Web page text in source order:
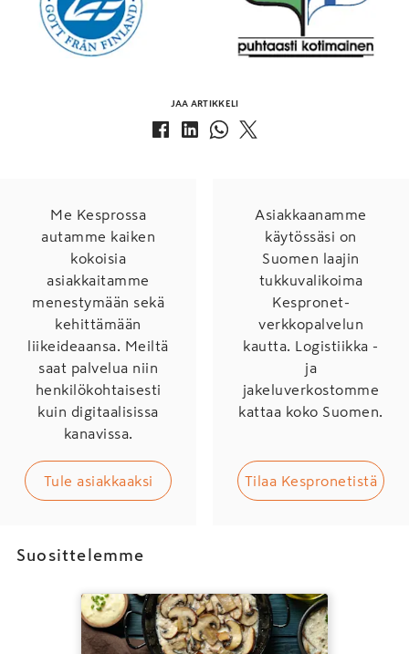
JAA ARTIKKELI
Me Kesprossa
autamme kaiken
kokoisia
asiakkaitamme
menestymään sekä
kehittämään
liikeideaansa. Meiltä
saat palvelua niin
henkilökohtaisesti
kuin digitaalisissa
kanavissa.
Tule asiakkaaksi
Asiakkaanamme
käytössäsi on
Suomen laajin
tukkuvalikoima
Kespronet-
verkkopalvelun
kautta. Logistiikka -
ja
jakeluverkostomme
kattaa koko Suomen.
Tilaa Kespronetistä
Suosittelemme